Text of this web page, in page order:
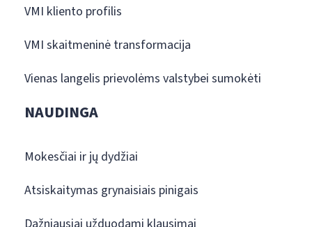
VMI kliento profilis
VMI skaitmeninė transformacija
Vienas langelis prievolėms valstybei sumokėti
NAUDINGA
Mokesčiai ir jų dydžiai
Atsiskaitymas grynaisiais pinigais
Dažniausiai užduodami klausimai